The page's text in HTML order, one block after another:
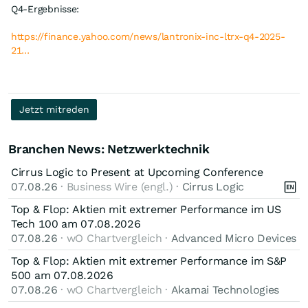
Q4-Ergebnisse:
https://finance.yahoo.com/news/lantronix-inc-ltrx-q4-2025-
21…
Jetzt mitreden
Branchen News: Netzwerktechnik
Cirrus Logic to Present at Upcoming Conference
07.08.26 · Business Wire (engl.) · Cirrus Logic
Top & Flop: Aktien mit extremer Performance im US
Tech 100 am 07.08.2026
07.08.26 · wO Chartvergleich · Advanced Micro Devices
Top & Flop: Aktien mit extremer Performance im S&P
500 am 07.08.2026
07.08.26 · wO Chartvergleich · Akamai Technologies